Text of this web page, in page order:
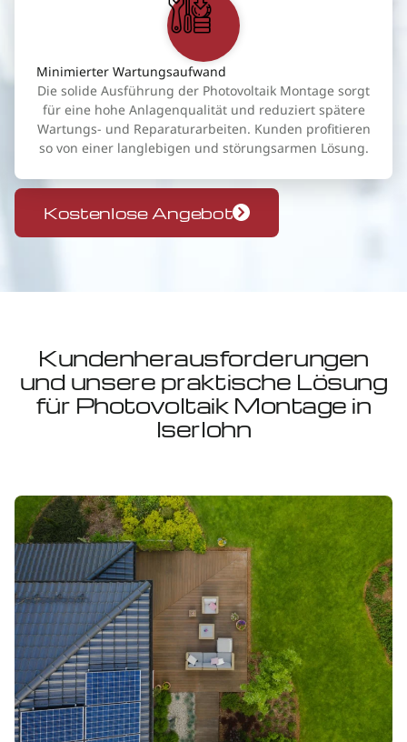
Minimierter Wartungsaufwand
Die solide Ausführung der Photovoltaik Montage sorgt
für eine hohe Anlagenqualität und reduziert spätere
Wartungs- und Reparaturarbeiten. Kunden profitieren
so von einer langlebigen und störungsarmen Lösung.
Kostenlose Angebot
Kundenherausforderungen
und unsere praktische Lösung
für Photovoltaik Montage in
Iserlohn